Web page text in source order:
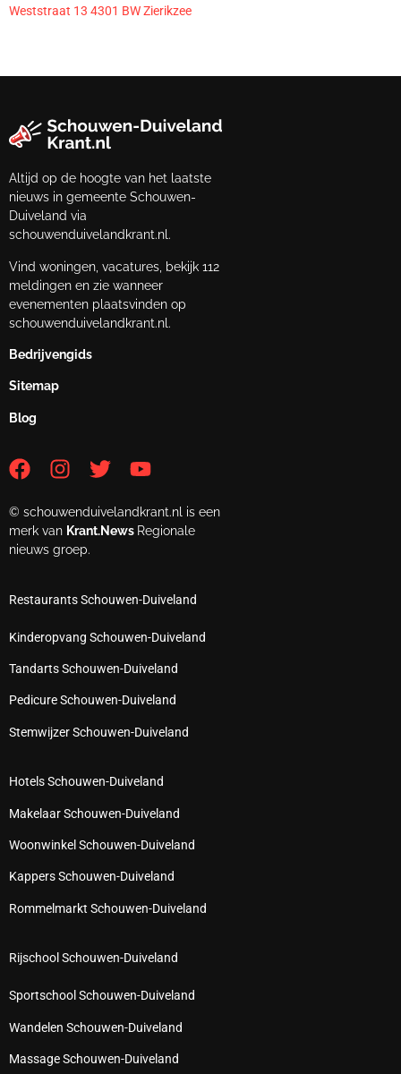
Weststraat 13 4301 BW Zierikzee
Altijd op de hoogte van het laatste
nieuws in gemeente Schouwen-
Duiveland via
schouwenduivelandkrant.nl.
Vind woningen, vacatures, bekijk 112
meldingen en zie wanneer
evenementen plaatsvinden op
schouwenduivelandkrant.nl.
Bedrijvengids
Sitemap
Blog
© schouwenduivelandkrant.nl is een
merk van Krant.News Regionale
nieuws groep.
Restaurants Schouwen-Duiveland
Kinderopvang Schouwen-Duiveland
Tandarts Schouwen-Duiveland
Pedicure Schouwen-Duiveland
Stemwijzer Schouwen-Duiveland
Hotels Schouwen-Duiveland
Makelaar Schouwen-Duiveland
Woonwinkel Schouwen-Duiveland
Kappers Schouwen-Duiveland
Rommelmarkt Schouwen-Duiveland
Rijschool Schouwen-Duiveland
Sportschool Schouwen-Duiveland
Wandelen Schouwen-Duiveland
Massage Schouwen-Duiveland